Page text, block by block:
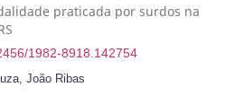
praticada por surdos na
1982-8918.142754
João Ribas